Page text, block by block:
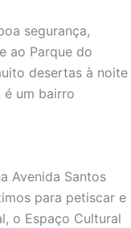
segurança,
ao Parque do
desertas à noite
um bairro
Avenida Santos
para petiscar e
o Espaço Cultural